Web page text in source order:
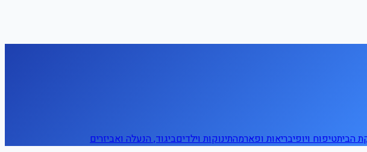
הביתטיפוח ויופיבריאות ופארמהתינוקות וילדיםביגוד, הנעלה ואביזרים